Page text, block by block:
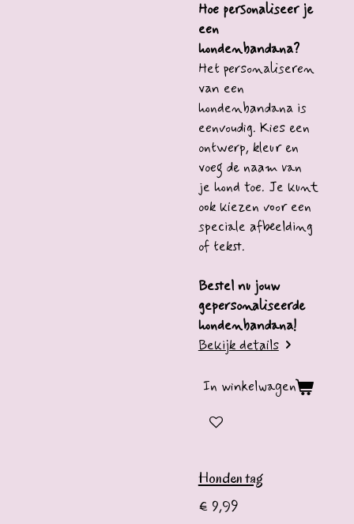
Hoe personaliseer je
een
hondenbandana?
Het personaliseren
van een
hondenbandana is
eenvoudig. Kies een
ontwerp, kleur en
voeg de naam van
je hond toe. Je kunt
ook kiezen voor een
speciale afbeelding
of tekst.
Bestel nu jouw
gepersonaliseerde
hondenbandana!
Bekijk details
In winkelwagen
Honden tag
€ 9,99